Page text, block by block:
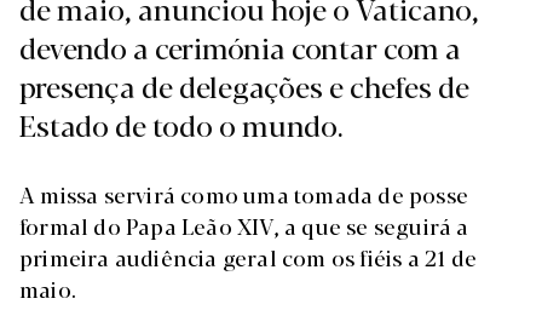
devendo a cerimónia contar com a
presença de delegações e chefes de
Estado de todo o mundo.
A missa servirá como uma tomada de posse
formal do Papa Leão XIV, a que se seguirá a
primeira audiência geral com os fiéis a 21 de
maio.